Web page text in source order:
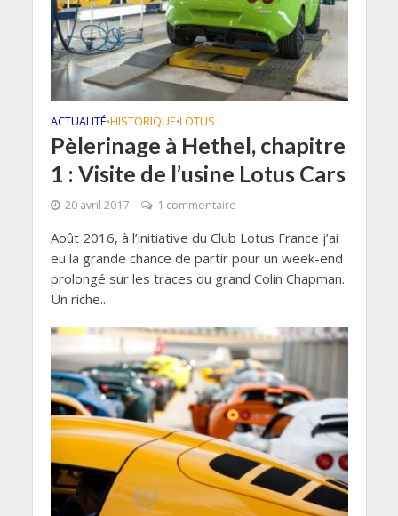
ACTUALITÉ•HISTORIQUE•LOTUS
Pèlerinage à Hethel, chapitre
1 : Visite de l’usine Lotus Cars
20 avril 2017 1 commentaire
Août 2016, à l’initiative du Club Lotus France j’ai
eu la grande chance de partir pour un week-end
prolongé sur les traces du grand Colin Chapman.
Un riche...